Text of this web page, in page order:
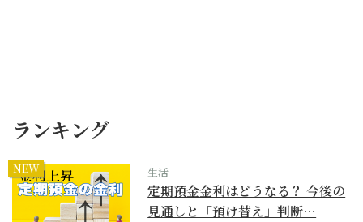
ランキング
NEW 生活
定期預金金利はどうなる？ 今後の
見通しと「預け替え」判断…